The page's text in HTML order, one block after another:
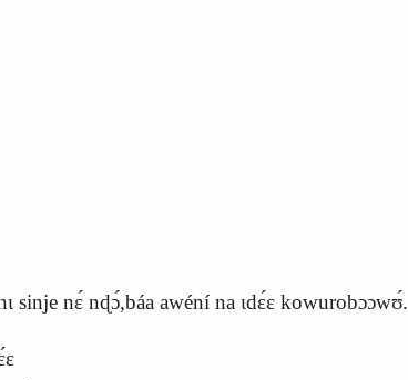
sinje nɛ́ nɖɔ́,báa awéní na ɩdɛ́ɛ kowurobɔɔwʊ́.